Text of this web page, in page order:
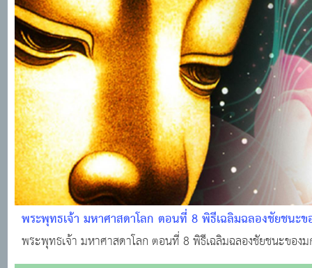
พระพุทธเจ้า มหาศาสดาโลก ตอนที่ 8 พิธีเฉลิมฉลองชัยชนะข
พระพุทธเจ้า มหาศาสดาโลก ตอนที่ 8 พิธีเฉลิมฉลองชัยชนะของ